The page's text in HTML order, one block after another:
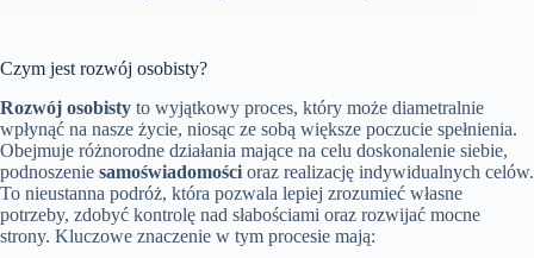
Czym jest rozwój osobisty?
Rozwój osobisty to wyjątkowy proces, który może diametralnie
wpłynąć na nasze życie, niosąc ze sobą większe poczucie spełnienia.
Obejmuje różnorodne działania mające na celu doskonalenie siebie,
podnoszenie samoświadomości oraz realizację indywidualnych celów.
To nieustanna podróż, która pozwala lepiej zrozumieć własne
potrzeby, zdobyć kontrolę nad słabościami oraz rozwijać mocne
strony. Kluczowe znaczenie w tym procesie mają: